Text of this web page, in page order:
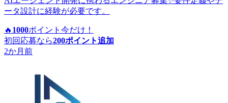
ータ設計に経験が必要です。
🔥 1000ポイント 今だけ！
初回応募なら200ポイント追加
2か月前